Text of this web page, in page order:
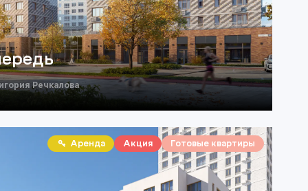
Речкалова
Аренда Акция Готовые квартиры